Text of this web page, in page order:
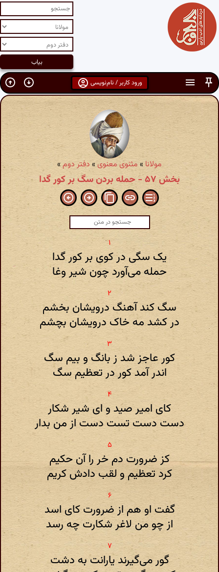
ورود کاربر / نام‌نویسی
مولانا » مثنوی معنوی» دفتر دوم»
بخش ۵۷ - حمله بردن سگ بر کور گدا
یک سگی در کوی بر کور گدا
حمله می‌آورد چون شیر وغا
سگ کند آهنگ درویشان بخشم
در کشد مه خاک درویشان بچشم
کور عاجز شد ز بانگ و بیم سگ
اندر آمد کور در تعظیم سگ
کای امیر صید و ای شیر شکار
دست دست تست دست از من بدار
کز ضرورت دم خر را آن حکیم
کرد تعظیم و لقب دادش کریم
گفت او هم از ضرورت کای اسد
از چو من لاغر شکارت چه رسد
گور می‌گیرند یارانت به دشت